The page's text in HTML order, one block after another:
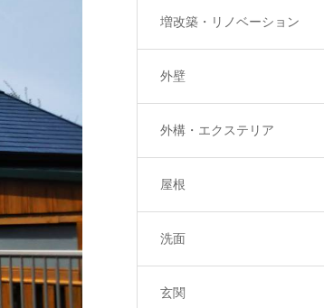
増改築・リノベーション
外壁
外構・エクステリア
屋根
洗面
玄関